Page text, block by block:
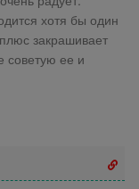
хотя бы один
закрашивает
советую ее и